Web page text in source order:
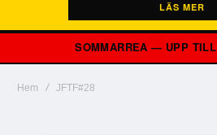
LÄS MER
SOMMARREA — UPP TILL
Hem JFTF#28